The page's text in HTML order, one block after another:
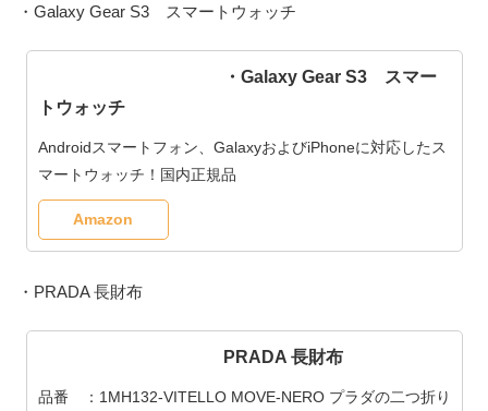
・Galaxy Gear S3 スマートウォッチ
・Galaxy Gear S3 スマー
トウォッチ
Androidスマートフォン、GalaxyおよびiPhoneに対応したス
マートウォッチ！国内正規品
Amazon
・PRADA 長財布
PRADA 長財布
品番 ：1MH132-VITELLO MOVE-NERO プラダの二つ折り